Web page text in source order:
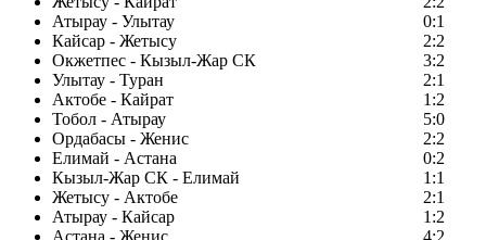
Атырау - Улытау
0:1
Кайсар - Жетысу
2:2
Окжетпес - Кызыл-Жар СК
3:2
Улытау - Туран
2:1
Актобе - Кайрат
1:2
Тобол - Атырау
5:0
Ордабасы - Женис
2:2
Елимай - Астана
0:2
Кызыл-Жар СК - Елимай
1:1
Жетысу - Актобе
2:1
Атырау - Кайсар
1:2